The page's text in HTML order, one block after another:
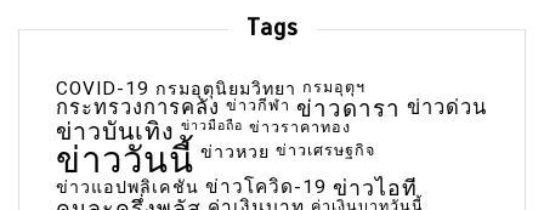
Tags
COVID-19 กรมอุตุนิยมวิทยา กรมอุตุฯ
กระทรวงการคลัง ข่าวกีฬา ข่าวดารา ข่าวด่วน
ข่าวบันเทิง ข่าวมือถือ ข่าวราคาทอง
ข่าววันนี้ ข่าวหวย ข่าวเศรษฐกิจ
ข่าวแอปพลิเคชัน ข่าวโควิด-19 ข่าวไอที
ค่าเงินบาทวันนี้